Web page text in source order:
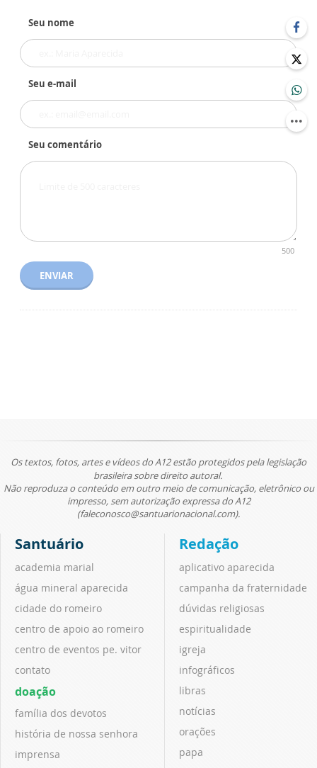
Seu nome
Seu e-mail
Seu comentário
500
ENVIAR
Os textos, fotos, artes e vídeos do A12 estão protegidos pela legislação
brasileira sobre direito autoral.
Não reproduza o conteúdo em outro meio de comunicação, eletrônico ou
impresso, sem autorização expressa do A12
(faleconosco@santuarionacional.com).
Santuário
academia marial
água mineral aparecida
cidade do romeiro
centro de apoio ao romeiro
centro de eventos pe. vitor
contato
doação
família dos devotos
história de nossa senhora
imprensa
Redação
aplicativo aparecida
campanha da fraternidade
dúvidas religiosas
espiritualidade
igreja
infográficos
libras
notícias
orações
papa